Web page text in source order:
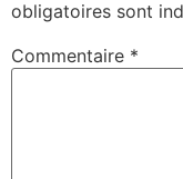
obligatoires sont
Commentaire *